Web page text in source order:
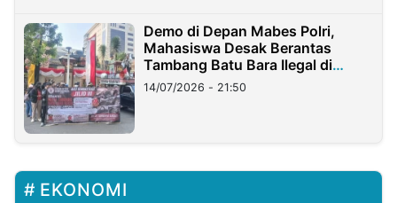
Demo di Depan Mabes Polri,
Mahasiswa Desak Berantas
Tambang Batu Bara Ilegal di
Lampung
14/07/2026 - 21:50
EKONOMI